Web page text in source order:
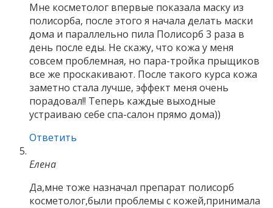
Мне косметолог впервые показала маску из
полисорба, после этого я начала делать маски
дома и параллельно пила Полисорб 3 раза в
день после еды. Не скажу, что кожа у меня
совсем проблемная, но пара-тройка прыщиков
все же проскакивают. После такого курса кожа
заметно стала лучше, эффект меня очень
порадовал!! Теперь каждые выходные
устраиваю себе спа-салон прямо дома))
Ответить
Елена
Да,мне тоже назначал препарат полисорб
косметолог,были проблемы с кожей,принимала